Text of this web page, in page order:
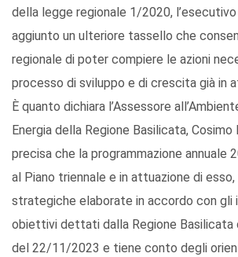
della legge regionale 1/2020,
aggiunto un ulteriore tassello che
regionale di poter compiere le azioni
processo di sviluppo e di crescita già in
È quanto dichiara l’Assessore
Energia della Regione Basilicata,
precisa che la programmazione annuale
al Piano triennale e in attuazione di
strategiche elaborate in accordo con gli
obiettivi dettati dalla Regione Basilicata
del 22/11/2023 e tiene conto degli